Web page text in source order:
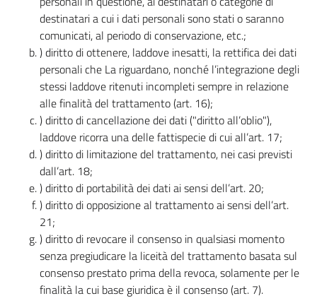
destinatari a cui i dati personali sono stati o saranno
comunicati, al periodo di conservazione, etc.;
) diritto di ottenere, laddove inesatti, la rettifica dei dati
personali che La riguardano, nonché l’integrazione degli
stessi laddove ritenuti incompleti sempre in relazione
alle finalità del trattamento (art. 16);
) diritto di cancellazione dei dati ("diritto all’oblio"),
laddove ricorra una delle fattispecie di cui all’art. 17;
) diritto di limitazione del trattamento, nei casi previsti
dall’art. 18;
) diritto di portabilità dei dati ai sensi dell’art. 20;
) diritto di opposizione al trattamento ai sensi dell’art.
21;
) diritto di revocare il consenso in qualsiasi momento
senza pregiudicare la liceità del trattamento basata sul
consenso prestato prima della revoca, solamente per le
finalità la cui base giuridica è il consenso (art. 7).